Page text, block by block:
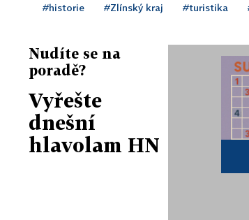
#historie #Zlínský kraj #turistika
Nudíte se na
poradě?
Vyřešte
dnešní
hlavolam HN